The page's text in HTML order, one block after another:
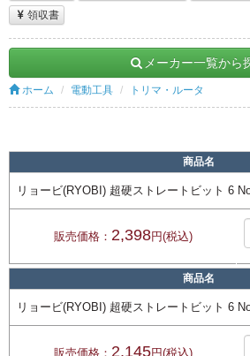
領収書
メーカー一覧から
ホーム 電動工具 トリマ・ルータ
商品名
リョービ(RYOBI) 超硬ストレートビット 6
販売価格： 2,398円(税込)
商品名
リョービ(RYOBI) 超硬ストレートビット 6
販売価格： 2,145円(税込)